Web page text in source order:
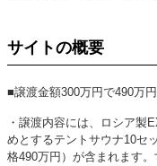
サイトの概要
■譲渡金額300万円で490万
・譲渡内容には、ロシア製
めとするテントサウナ10セ
格490万円）が含まれます